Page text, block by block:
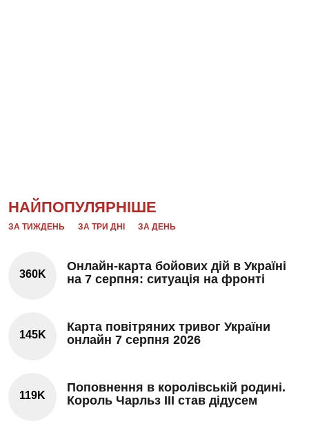
НАЙПОПУЛЯРНІШЕ
ЗА ТИЖДЕНЬ ЗА ТРИ ДНІ ЗА ДЕНЬ
360K
Онлайн-карта бойових дій в Україні
на 7 серпня: ситуація на фронті
145K
Карта повітряних тривог України
онлайн 7 серпня 2026
119K
Поповнення в королівській родині.
Король Чарльз III став дідусем